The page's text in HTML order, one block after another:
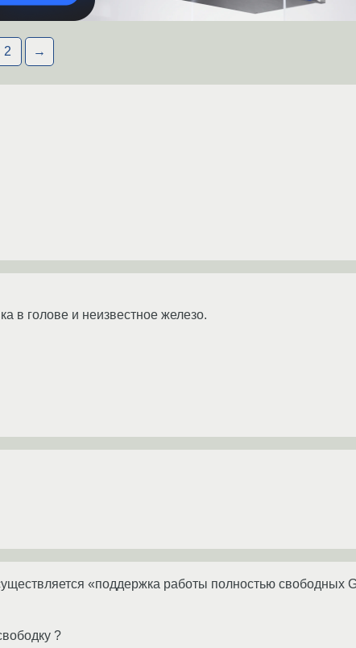
2 →
в голове и неизвестное железо.
«поддержка работы полностью свободных
?